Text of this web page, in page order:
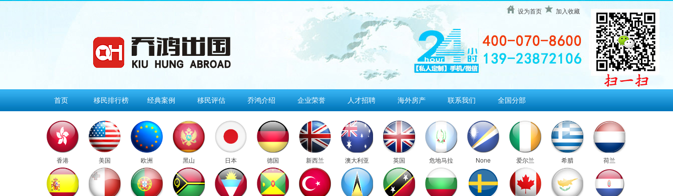
设为首页 加入收藏
首页 移民排行榜 经典案例 移民评估 乔鸿介绍 企业荣誉 人才招聘 海外房产 联系我们 全国分部
香港 美国 欧洲 黑山 日本 德国 新西兰 澳大利亚 英国 危地马拉 None 爱尔兰 希腊 荷兰